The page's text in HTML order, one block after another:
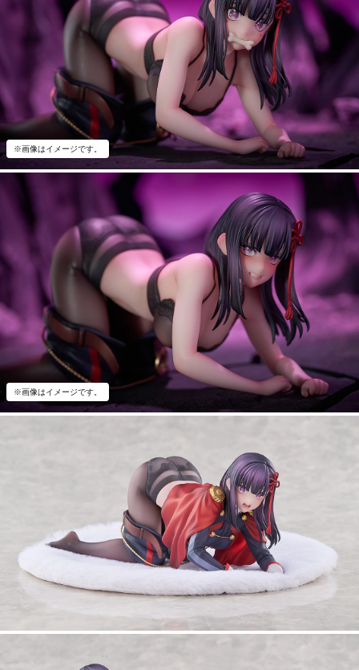
※画像はイメージです。
※画像はイメージです。